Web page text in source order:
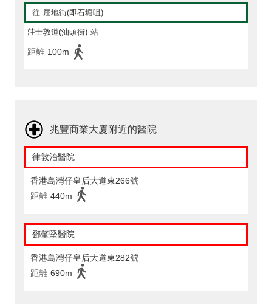
往 屈地街(即石塘咀)
莊士敦道(汕頭街) 站
距離 100m
兆豐商業大廈附近的醫院
律敦治醫院
香港島灣仔皇后大道東266號
距離 440m
鄧肇堅醫院
香港島灣仔皇后大道東282號
距離 690m